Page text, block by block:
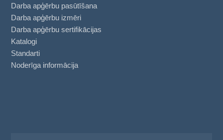
Darba apģērbu pasūtīšana
Darba apģērbu izmēri
Darba apģērbu sertifikācijas
Katalogi
Standarti
Noderīga informācija